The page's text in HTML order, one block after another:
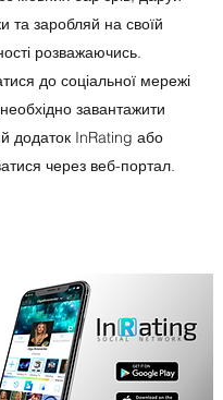
та заробляй на своїй
розважаючись.
до соціальної мережі
завантажити
додаток InRating або
через веб-портал.